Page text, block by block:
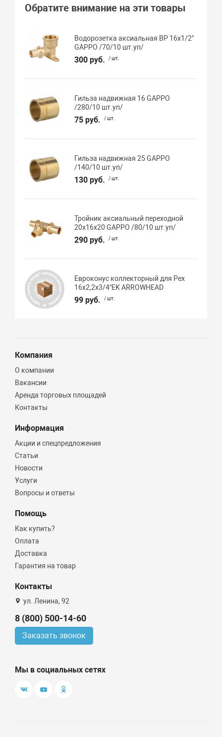
Обратите внимание на эти товары
Водорозетка аксиальная ВР 16х1/2"
GAPPO /70/10 шт.уп/
300 руб. / шт.
Гильза надвижная 16 GAPPO
/280/10 шт.уп/
75 руб. / шт.
Гильза надвижная 25 GAPPO
/140/10 шт.уп/
130 руб. / шт.
Тройник аксиальный переходной
20х16х20 GAPPO /80/10 шт.уп/
290 руб. / шт.
Евроконус коллекторный для Pex
16х2,2х3/4"EK ARROWHEAD
99 руб. / шт.
Компания
О компании
Вакансии
Аренда торговых площадей
Контакты
Информация
Акции и спецпредложения
Статьи
Новости
Услуги
Вопросы и ответы
Помощь
Как купить?
Оплата
Доставка
Гарантия на товар
Контакты
ул. Ленина, 92
8 (800) 500-14-60
Заказать звонок
Мы в социальных сетях